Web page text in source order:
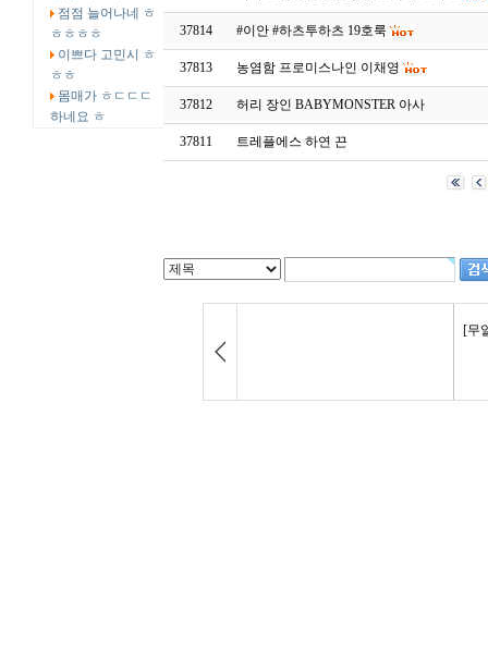
점점 늘어나네 ㅎ
ㅎㅎㅎㅎ
이쁘다 고민시 ㅎ
ㅎㅎ
몸매가 ㅎㄷㄷㄷ
하네요 ㅎ
37814 #이안 #하츠투하츠 19호룩
37813 농염함 프로미스나인 이채영
37812 허리 장인 BABYMONSTER 아사
37811 트레플에스 하연 끈